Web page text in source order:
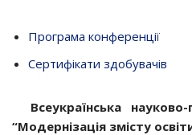
Програма конференції
Сертифікати здобувачів
Всеукраїнська
“Модернізація змісту